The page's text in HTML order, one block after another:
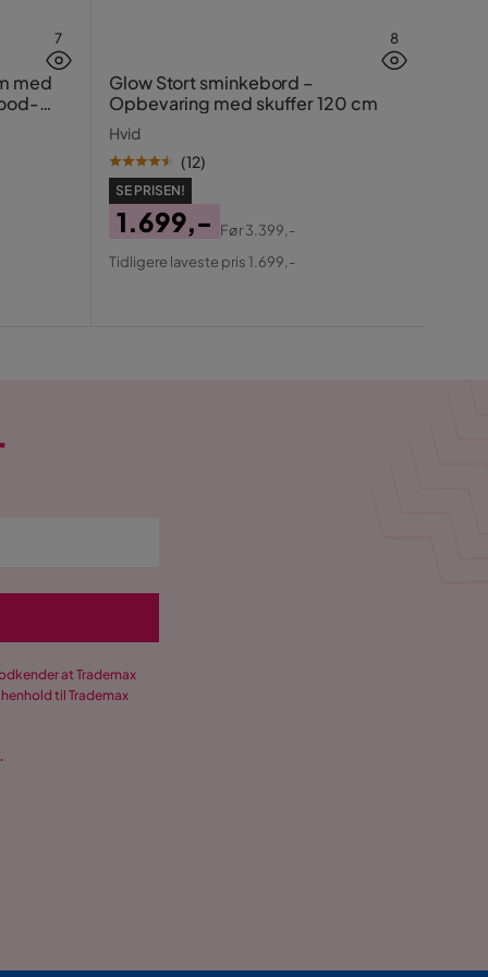
7
med
8
Glow Stort sminkebord –
Opbevaring med skuffer 120 cm
Hvid
(12)
SE PRISEN!
Pris
1.699,-
Original
Før3.399,-
Tidligere laveste pris 1.699,-
at Trademax
til Trademax